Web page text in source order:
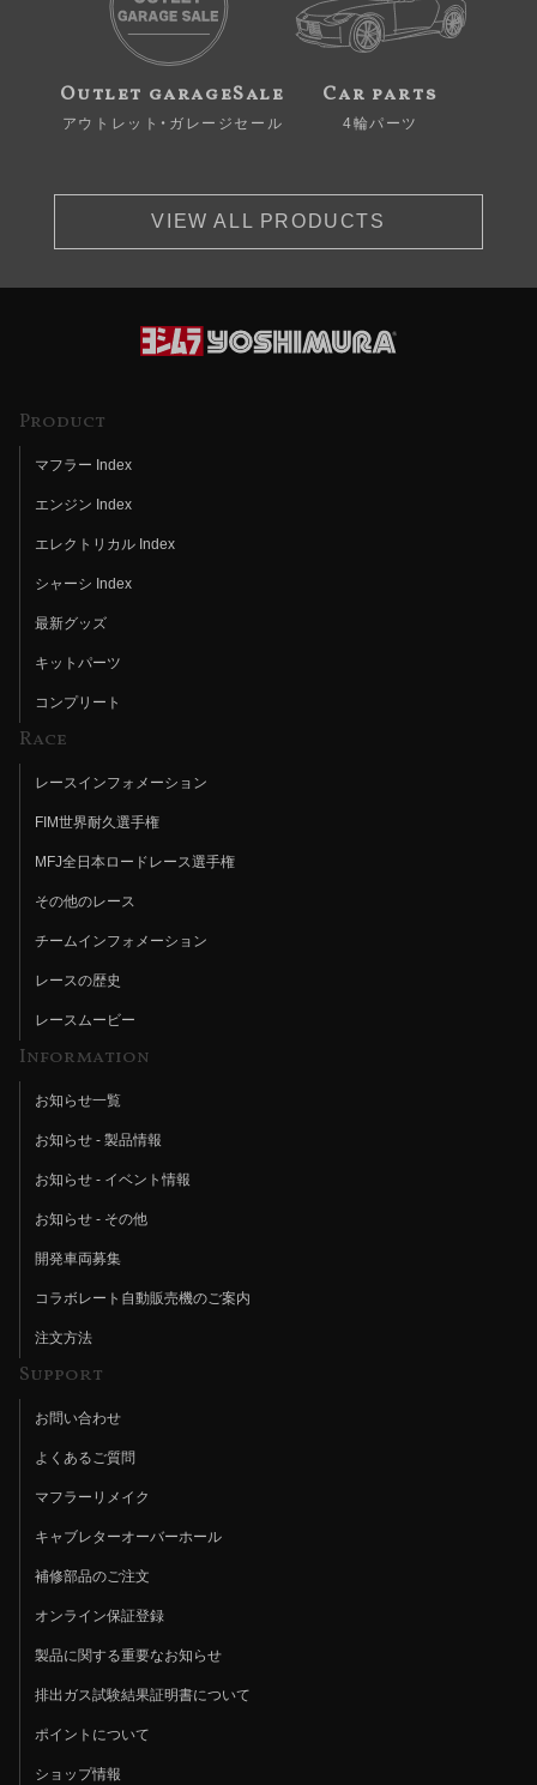
Outlet garageSale
アウトレット・ガレージセール
Car parts
4輪パーツ
VIEW ALL PRODUCTS
Product
マフラー Index
エンジン Index
エレクトリカル Index
シャーシ Index
最新グッズ
キットパーツ
コンプリート
Race
レースインフォメーション
FIM世界耐久選手権
MFJ全日本ロードレース選手権
その他のレース
チームインフォメーション
レースの歴史
レースムービー
Information
お知らせ一覧
お知らせ - 製品情報
お知らせ - イベント情報
お知らせ - その他
開発車両募集
コラボレート自動販売機のご案内
注文方法
Support
お問い合わせ
よくあるご質問
マフラーリメイク
キャブレターオーバーホール
補修部品のご注文
オンライン保証登録
製品に関する重要なお知らせ
排出ガス試験結果証明書について
ポイントについて
ショップ情報